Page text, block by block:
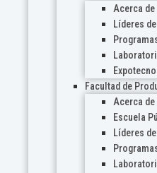
Acerca de
Líderes
Facultad de
Acerca de
Escuela
Líderes